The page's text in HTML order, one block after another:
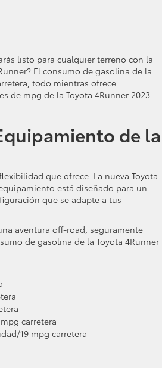
listo para cualquier terreno con la
El consumo de gasolina de la
todo mientras ofrece
de mpg de la Toyota 4Runner 2023
de la
que ofrece. La nueva Toyota
está diseñado para un
que se adapte a tus
aventura off-road, seguramente
de gasolina de la Toyota 4Runner
carretera
19 mpg carretera